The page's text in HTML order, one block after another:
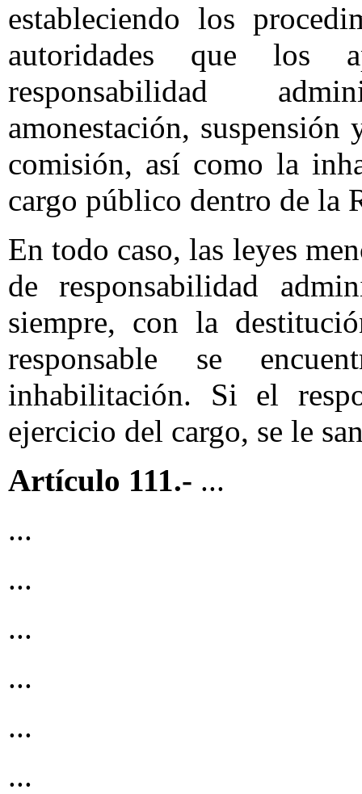
estableciendo los
autoridades que los
responsabilidad
amonestación,
comisión, así como la
cargo público dentro de la
En todo caso, las leyes
de responsabilidad
siempre, con la
responsable se
inhabilitación. Si el
ejercicio del cargo, se le
Artículo 111.- ...
...
...
...
...
...
...